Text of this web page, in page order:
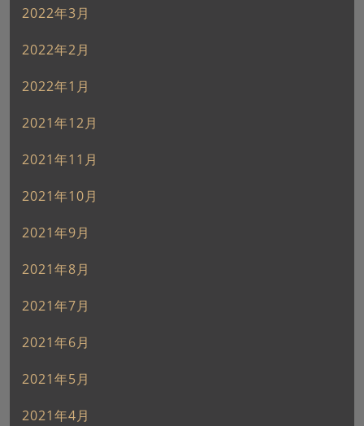
2022年3月
2022年2月
2022年1月
2021年12月
2021年11月
2021年10月
2021年9月
2021年8月
2021年7月
2021年6月
2021年5月
2021年4月